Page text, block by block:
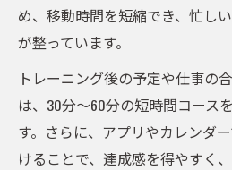
め、移動時間を短縮でき、忙し
が整っています。
トレーニング後の予定や仕事の
は、30分～60分の短時間コース
す。さらに、アプリやカレンダ
けることで、達成感を得やすく